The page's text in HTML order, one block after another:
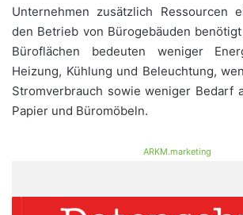
Unternehmen zusätzlich Ressourcen
den Betrieb von Bürogebäuden
Büroflächen bedeuten weniger
Heizung, Kühlung und Beleuchtung,
Stromverbrauch sowie weniger Bedarf
Papier und Büromöbeln.
ARKM.marketing